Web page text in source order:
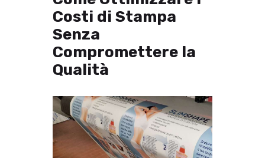
Costi di Stampa
Senza
Compromettere la
Qualità